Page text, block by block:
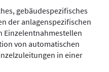
gebäudespezifisches
der anlagenspezifischen
Einzelentnahmestellen
von automatischen
in einer